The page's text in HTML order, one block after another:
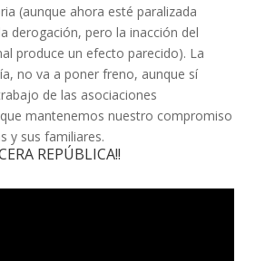
(aunque ahora esté paralizada
derogación, pero la inacción del
produce un efecto parecido). La
no va a poner freno, aunque sí
de las asociaciones
mantenemos nuestro compromiso
y sus familiares.
REPÚBLICA!!